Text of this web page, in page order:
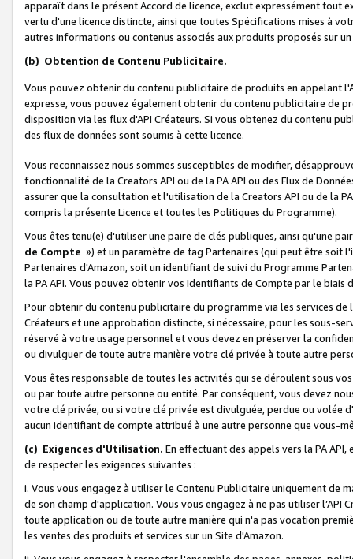
apparaît dans le présent Accord de licence, exclut expressément tout
vertu d'une licence distincte, ainsi que toutes Spécifications mises à
autres informations ou contenus associés aux produits proposés sur
(b) Obtention de Contenu Publicitaire.
Vous pouvez obtenir du contenu publicitaire de produits en appelant
expresse, vous pouvez également obtenir du contenu publicitaire de
disposition via les flux d'API Créateurs. Si vous obtenez du contenu
des flux de données sont soumis à cette licence.
Vous reconnaissez nous sommes susceptibles de modifier,
fonctionnalité de la Creators API ou de la PA API ou des Flux de
assurer que la consultation et l'utilisation de la Creators API ou de la
compris la présente Licence et toutes les Politiques du Programme).
Vous êtes tenu(e) d'utiliser une paire de clés publiques, ainsi qu'une
de Compte ») et un paramètre de tag Partenaires (qui peut être soit
Partenaires d'Amazon, soit un identifiant de suivi du Programme
la PA API. Vous pouvez obtenir vos Identifiants de Compte par le biais
Pour obtenir du contenu publicitaire du programme via les services
Créateurs et une approbation distincte, si nécessaire, pour les sous-
réservé à votre usage personnel et vous devez en préserver la
ou divulguer de toute autre manière votre clé privée à toute autre
Vous êtes responsable de toutes les activités qui se déroulent sous
ou par toute autre personne ou entité. Par conséquent, vous devez
votre clé privée, ou si votre clé privée est divulguée, perdue ou volée
aucun identifiant de compte attribué à une autre personne que vous-
(c) Exigences d'Utilisation. En effectuant des appels vers la PA
de respecter les exigences suivantes :
i. Vous vous engagez à utiliser le Contenu Publicitaire uniquement de
de son champ d'application. Vous vous engagez à ne pas utiliser l’API
toute application ou de toute autre manière qui n'a pas vocation
les ventes des produits et services sur un Site d'Amazon.